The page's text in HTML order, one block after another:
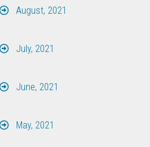
August, 2021
July, 2021
June, 2021
May, 2021